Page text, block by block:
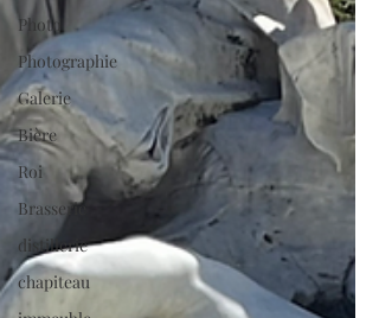
Photo
Photographie
Galerie
Bière
Roi
Brasserie
distillerie
chapiteau